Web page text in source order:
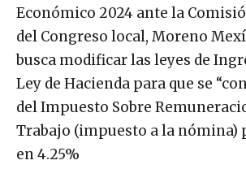
Económico 2024 ante la
del Congreso local, Moreno
busca modificar las leyes de
Ley de Hacienda para que se
del Impuesto Sobre
Trabajo (impuesto a la nómina)
en 4.25%